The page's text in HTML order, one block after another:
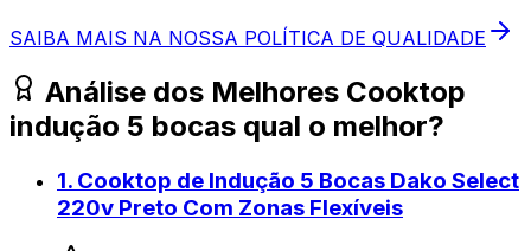
SAIBA MAIS NA NOSSA POLÍTICA DE QUALIDADE
Análise dos Melhores Cooktop
indução 5 bocas qual o melhor?
1. Cooktop de Indução 5 Bocas Dako Select
220v Preto Com Zonas Flexíveis